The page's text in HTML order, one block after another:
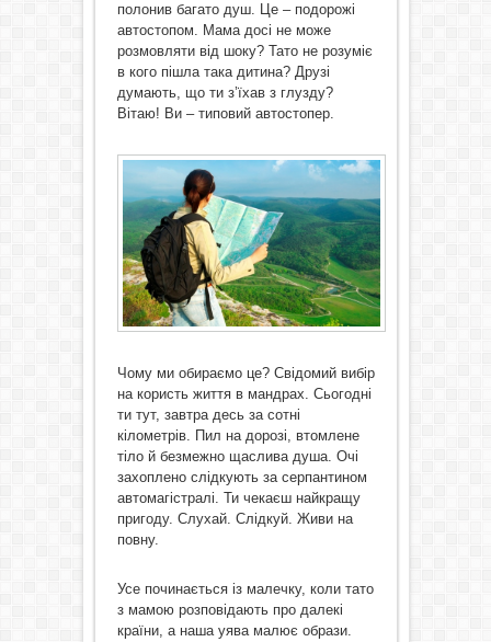
полонив багато душ. Це – подорожі
автостопом. Мама досі не може
розмовляти від шоку? Тато не розуміє
в кого пішла така дитина? Друзі
думають, що ти з’їхав з глузду?
Вітаю! Ви – типовий автостопер.
Чому ми обираємо це? Свідомий вибір
на користь життя в мандрах. Сьогодні
ти тут, завтра десь за сотні
кілометрів. Пил на дорозі, втомлене
тіло й безмежно щаслива душа. Очі
захоплено слідкують за серпантином
автомагістралі. Ти чекаєш найкращу
пригоду. Слухай. Слідкуй. Живи на
повну.
Усе починається із малечку, коли тато
з мамою розповідають про далекі
країни, а наша уява малює образи.